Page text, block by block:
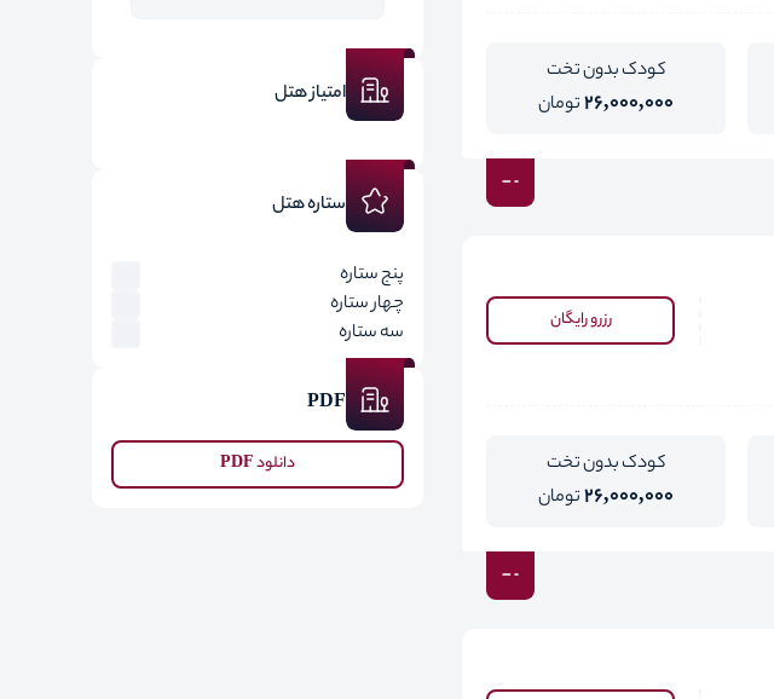
کودک بدون تخت
26,000,000تومان
رزرو رایگان
کودک بدون تخت
26,000,000تومان
امتیاز هتل
ستاره هتل
پنج ستاره
چهار ستاره
سه ستاره
PDF
دانلود PDF